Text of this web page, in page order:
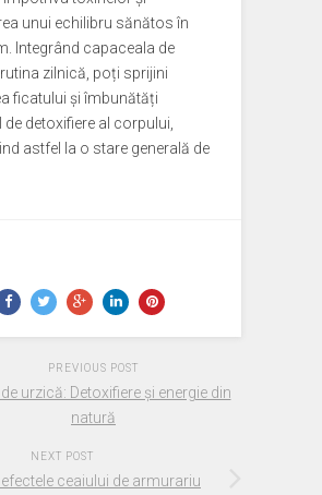
unui echilibru sănătos în
Integrând capaceala de
zilnică, poți sprijini
ficatului și îmbunătăți
detoxifiere al corpului,
astfel la o stare generală de
PREVIOUS POST
urzică: Detoxifiere și energie din
natură
NEXT POST
ceaiului de armurariu